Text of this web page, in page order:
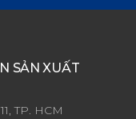
SẢN XUẤT
TP. HCM